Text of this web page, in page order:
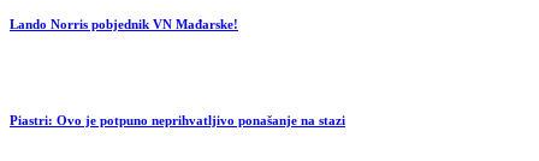
Lando Norris pobjednik VN Mađarske!
Piastri: Ovo je potpuno neprihvatljivo ponašanje na stazi